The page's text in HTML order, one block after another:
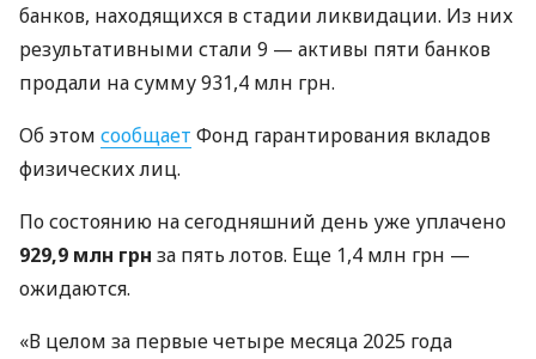
банков, находящихся в стадии ликвидации. Из них
результативными стали 9 — активы пяти банков
продали на сумму 931,4 млн грн.
Об этом сообщает Фонд гарантирования вкладов
физических лиц.
По состоянию на сегодняшний день уже уплачено
929,9 млн грн за пять лотов. Еще 1,4 млн грн —
ожидаются.
«В целом за первые четыре месяца 2025 года